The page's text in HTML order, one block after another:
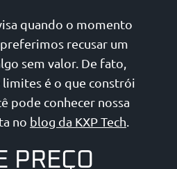
quando o momento
preferimos recusar um
sem valor. De fato,
é o que constrói
pode conhecer nossa
no blog da KXP Tech
PREÇO